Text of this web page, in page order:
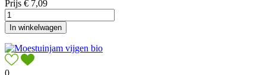
Prijs € 7,09
In winkelwagen
0